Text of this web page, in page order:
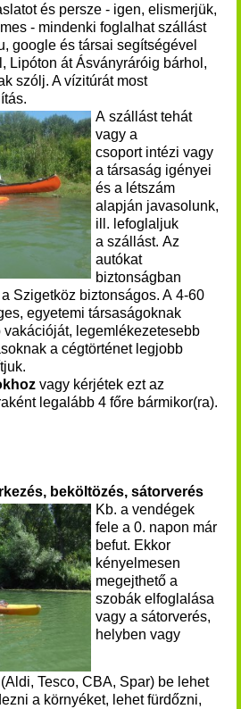
és persze - igen, elismerjük,
- mindenki foglalhat szállást
google és társai segítségével
Lipóton át Ásványráróig bárhol,
szólj. A vízitúrát most
A szállást tehát
vagy a
csoport intézi vagy
a társaság igényei
és a létszám
alapján javasolunk,
ill. lefoglaljuk
a szállást. Az
autókat
biztonságban
Szigetköz biztonságos. A 4-60
egyetemi társaságoknak
legemlékezetesebb
a cégtörténet legjobb
vagy kérjétek ezt az
legalább 4 főre bármikor(ra).
beköltözés, sátorverés
Kb. a vendégek
fele a 0. napon már
befut. Ekkor
kényelmesen
megejthető a
szobák elfoglalása
vagy a sátorverés,
helyben vagy
Tesco, CBA, Spar) be lehet
a környéket, lehet fürdőzni,